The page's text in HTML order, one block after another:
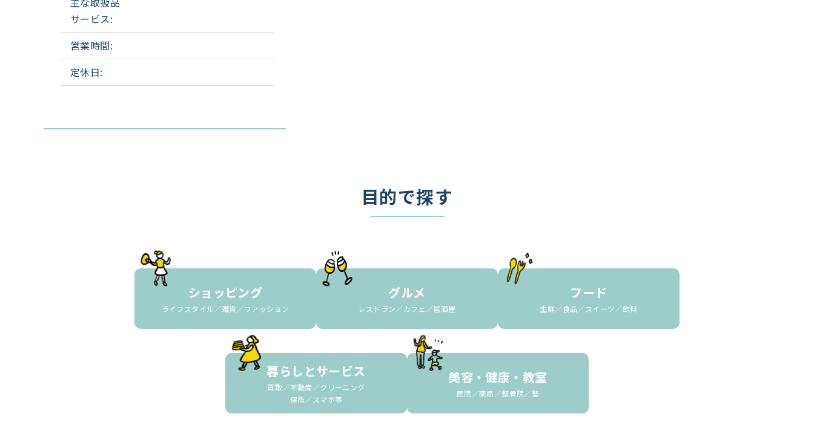
サービス:
営業時間:
定休日:
目的で探す
ショッピング
ライフスタイル／雑貨／ファッション
グルメ
レストラン／カフェ／居酒屋
フード
生鮮／食品／スイーツ／飲料
暮らしとサービス
買取／不動産／クリーニング
保険／スマホ等
美容・健康・教室
医院／薬局／整骨院／塾